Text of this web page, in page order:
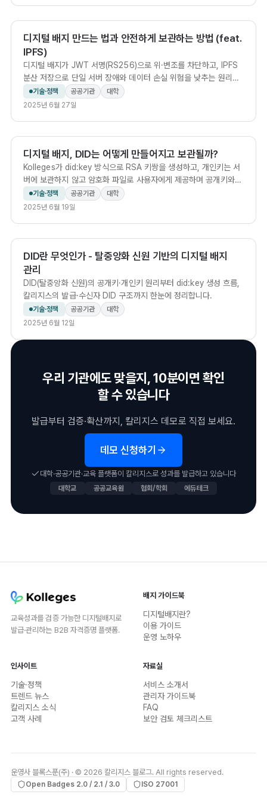
디지털 배지 만드는 법과 안전하게 보관하는 방법 (feat.
IPFS)
디지털 배지가 JWT 서명(RS256)으로 위·변조를 차단하고, IPFS
분산 저장으로 단일 서버 장애와 데이터 손실 위험을 낮추는 원리와
발급 절차를 단계별로 설명합니다.
기술·정책 공공기관
대학
2025년 6월 27일
디지털 배지, DID는 어떻게 만들어지고 보관될까?
Kolleges가 did:key 방식으로 RSA 키쌍을 생성하고, 개인키는 서
버에 보관하지 않고 암호화 파일로 사용자에게 제공하며 공개키와
DID만 서버에 저장하는 키 관리 구조를 설명합니다.
기술·정책 공공기관
대학
2025년 6월 19일
DID란 무엇인가 - 탈중앙화 신원 기반의 디지털 배지
관리
DID(탈중앙화 신원)의 공개키·개인키 원리부터 did:key 생성 흐름,
칼리지스의 발급·수신자 DID 구조까지 한눈에 정리합니다.
기술·정책 공공기관
대학
2025년 6월 12일
우리 기관에도 맞을지, 10분이면 확인
할 수 있습니다
발급부터 검증·확산까지, 칼리지스 데모로 직접 보세요.
데모 신청하기
대학·공공기관·교육 플랫폼이 칼리지스로 성과를 발급하고 있습니다
대학교 공공교육원 협회/학회 에듀테크
교육성과를 검증 가능한 디지털배지로
발급·관리하는 B2B 자격증명 플랫폼.
배지 가이드북
디지털배지란?
이용 가이드
운영 노하우
인사이트
기술·정책
트렌드 뉴스
칼리지스 소식
고객 사례
자료실
서비스 소개서
관리자 가이드북
FAQ
보안 검토 체크리스트
운영사 블록스푼(주) · © 2026 칼리지스 블로그. All rights reserved.
Open Badges 2.0 / 2.1 / 3.0 ISO 27001